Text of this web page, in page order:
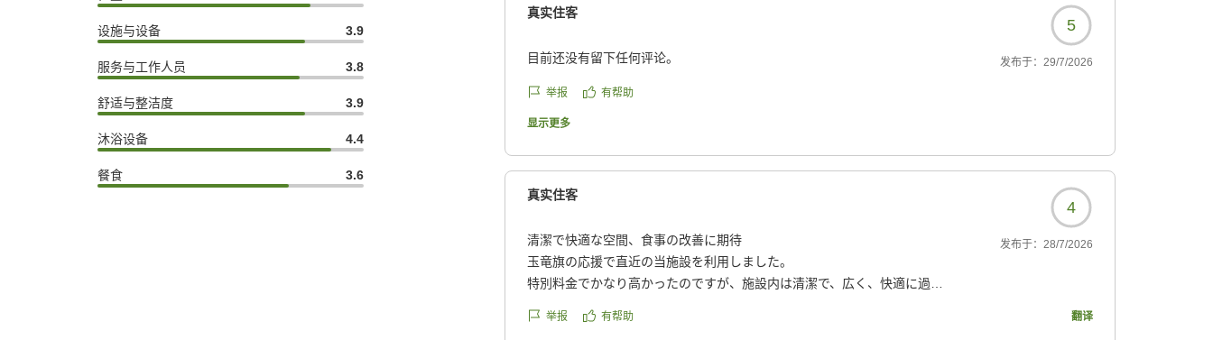
设施与设备 3.9
服务与工作人员 3.8
舒适与整洁度 3.9
沐浴设备 4.4
餐食 3.6
真实住客
5
目前还没有留下任何评论。 发布于： 29/7/2026
举报 有帮助
显示更多
真实住客
4
清潔で快適な空間、食事の改善に期待
玉竜旗の応援で直近の当施設を利用しました。
特別料金でかなり高かったのですが、施設内は清潔で、広く、快適に過ご
お風呂は文句なしですが、食事のバリエーションがもう少しあれば、来年
发布于： 28/7/2026
举报 有帮助 翻译